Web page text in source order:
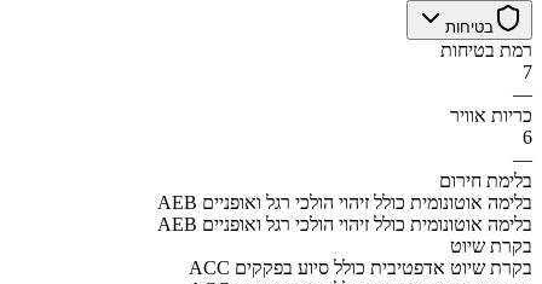
בטיחות
רמת בטיחות
7
—
כריות אוויר
6
—
בלימת חירום
AEB בלימה אוטונומית כולל זיהוי הולכי רגל ואופניים
AEB בלימה אוטונומית כולל זיהוי הולכי רגל ואופניים
בקרת שיוט
ACC בקרת שיוט אדפטיבית כולל סיוע בפקקים